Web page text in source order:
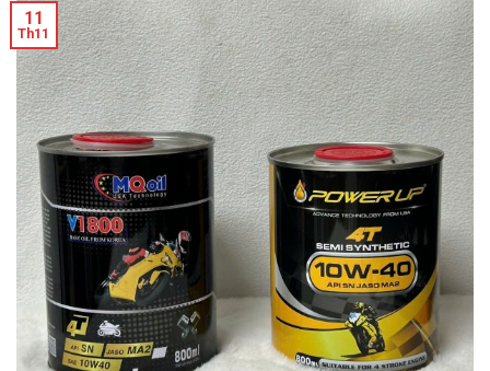
11
Th11